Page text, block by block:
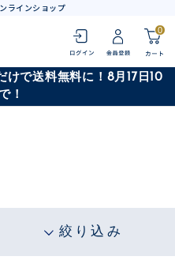
ラインショップ
0
けで送料無料に！8月17日10
！
絞り込み